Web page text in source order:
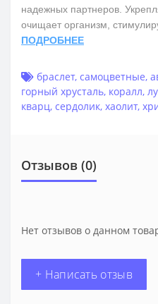
надежных партнеров.
очищает организм,
ПОДРОБНЕЕ
браслет, самоцветные,
горный хрусталь, коралл,
кварц, сердолик, хаолит,
Отзывов (0)
Нет отзывов о данном
+ Написать отзыв